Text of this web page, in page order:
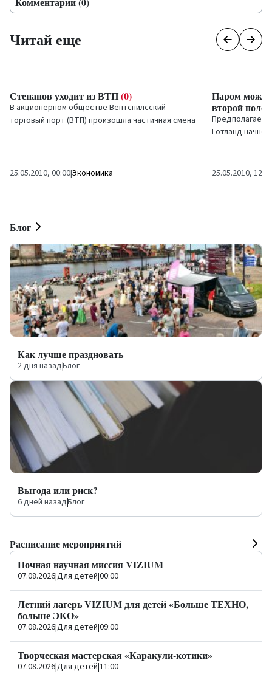
Читай еще
Степанов уходит из ВТП(0)
В акционерном обществе Вентспилсский
торговый порт(ВТП) произошла частичная смена
25.05.2010, 00:00|Экономика
Паром может
второй
Готланд
25.05.2010, 12:22
Блог
Как лучше праздновать
2 дня назад|Блог
Выгода или риск?
6 дней назад|Блог
Расписание мероприятий
Ночная научная миссия VIZIUM
07.08.2026|Для детей|00:00
Летний лагерь VIZIUM для детей «Больше ТЕХНО,
больше ЭКО»
07.08.2026|Для детей|09:00
Творческая мастерская «Каракули-котики»
07.08.2026|Для детей|11:00